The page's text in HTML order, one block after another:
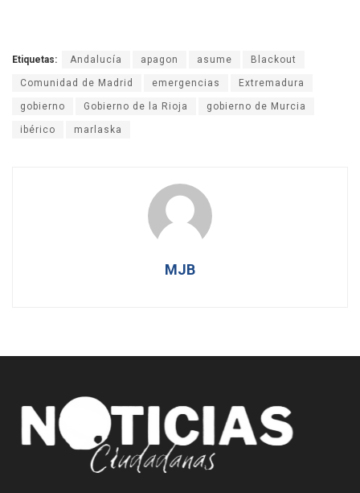
Etiquetas: Andalucía apagon asume Blackout
Comunidad de Madrid emergencias Extremadura
gobierno Gobierno de la Rioja gobierno de Murcia
ibérico marlaska
MJB